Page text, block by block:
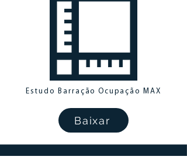
Estudo Barração Ocupação MAX
Baixar